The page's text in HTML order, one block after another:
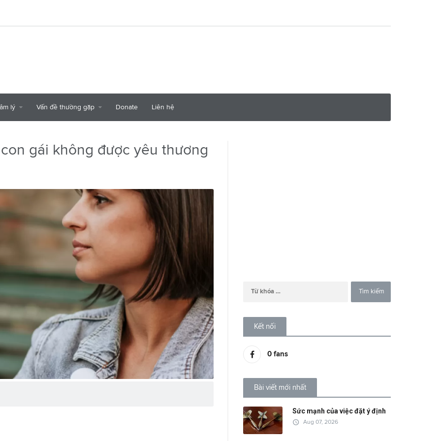
lý Vấn đề thường gặp Donate Liên hệ
gái không được yêu thương
Kết nối
0 fans
Bài viết mới nhất
Sức mạnh của việc đặt ý định
access_time Aug 07, 2026